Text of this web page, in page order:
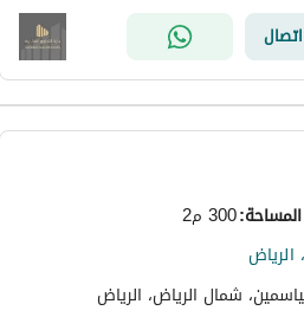
اتصال
المساحة:300 م2
الرياض
شمال الرياض، الرياض